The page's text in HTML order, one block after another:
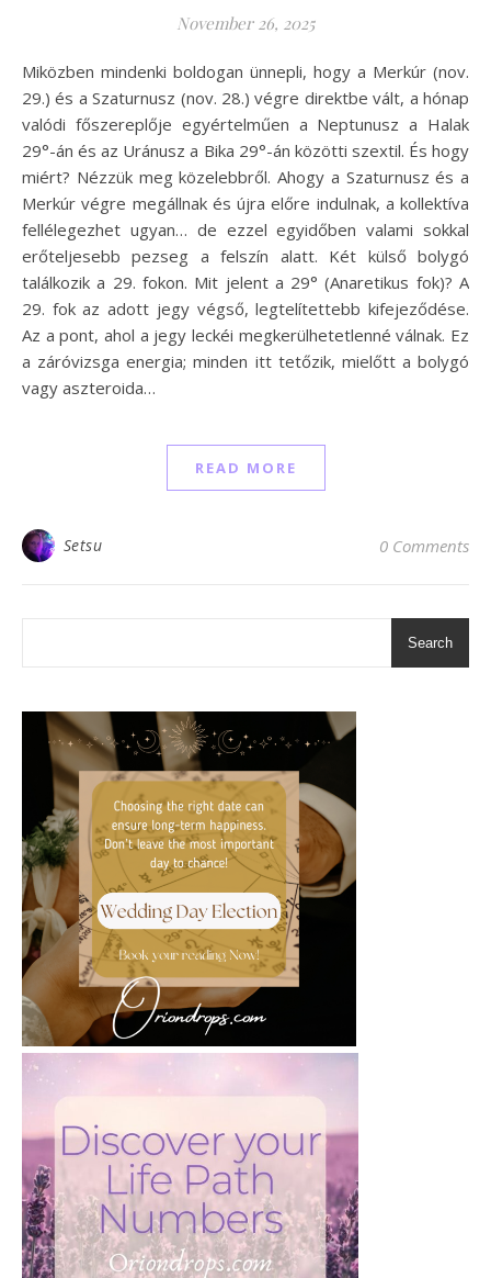
November 26, 2025
Miközben mindenki boldogan ünnepli, hogy a Merkúr (nov.
29.) és a Szaturnusz (nov. 28.) végre direktbe vált, a hónap
valódi főszereplője egyértelműen a Neptunusz a Halak
29°-án és az Uránusz a Bika 29°-án közötti szextil. És hogy
miért? Nézzük meg közelebbről. Ahogy a Szaturnusz és a
Merkúr végre megállnak és újra előre indulnak, a kollektíva
fellélegezhet ugyan… de ezzel egyidőben valami sokkal
erőteljesebb pezseg a felszín alatt. Két külső bolygó
találkozik a 29. fokon. Mit jelent a 29° (Anaretikus fok)? A
29. fok az adott jegy végső, legtelítettebb kifejeződése.
Az a pont, ahol a jegy leckéi megkerülhetetlenné válnak. Ez
a záróvizsga energia; minden itt tetőzik, mielőtt a bolygó
vagy aszteroida…
READ MORE
Setsu 0 Comments
Search